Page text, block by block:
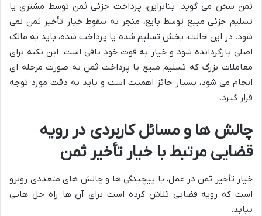
ثمن سخن می گوید. بنابراین، پرداخت جزئی ثمن توسط مشتری یا
تسلیم جزئی مبیع توسط بایع، منجر به سقوط خیار تأخیر ثمن نمی
شود. در این حالت، بخش تسلیم شده یا پرداخت شده، باید به مالک
اصلی بازگردانده شود و خیار به قوت خود باقی است. این نکته برای
معاملات بزرگ که تسلیم مبیع یا پرداخت ثمن به صورت مرحله ای
انجام می شود، بسیار حائز اهمیت است و باید به دقت مورد توجه
قرار گیرد.
چالش ها و مسائل کاربردی در رویه
قضایی مرتبط با خیار تأخیر ثمن
خیار تأخیر ثمن در عمل، با پیچیدگی ها و چالش های متعددی روبرو
است که رویه قضایی تلاش کرده است برای آن ها راه حل هایی
بیابد.